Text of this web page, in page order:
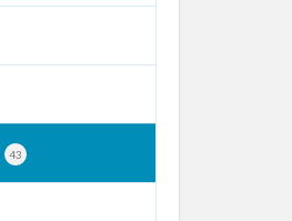
43